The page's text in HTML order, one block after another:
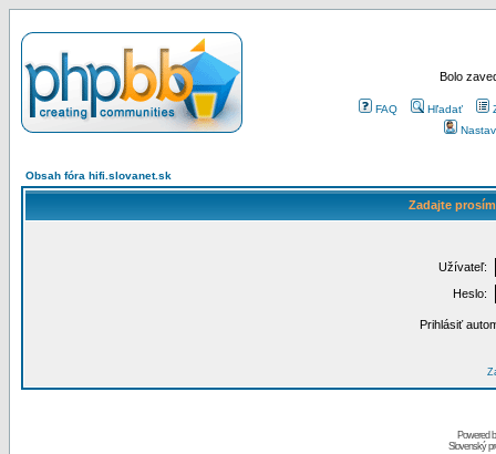
Bolo
FAQ Hľadať
Obsah fóra hifi.slovanet.sk
Zadajte
Užívateľ:
Heslo:
Prihlásiť
Powered
Slovenský